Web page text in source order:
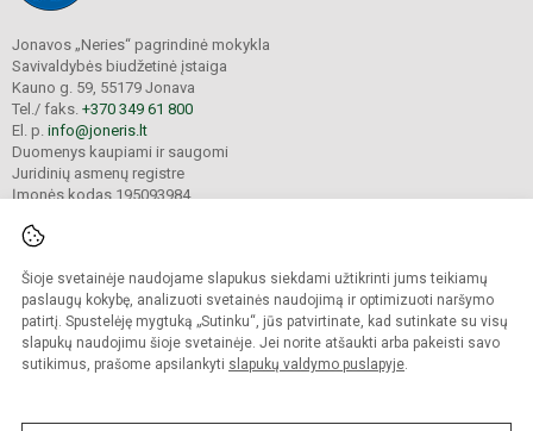
Šioje svetainėje naudojame slapukus siekdami užtikrinti jums teikiamų
paslaugų kokybę, analizuoti svetainės naudojimą ir optimizuoti naršymo
patirtį. Spustelėję mygtuką „Sutinku“, jūs patvirtinate, kad sutinkate su visų
slapukų naudojimu šioje svetainėje. Jei norite atšaukti arba pakeisti savo
sutikimus, prašome apsilankyti slapukų valdymo puslapyje.
Jonavos „Neries“ pagrindinė mokykla
Savivaldybės biudžetinė įstaiga
Kauno g. 59, 55179 Jonava
Tel./ faks. +370 349 61 800
El. p. info@joneris.lt
Duomenys kaupiami ir saugomi
Juridinių asmenų registre
Įmonės kodas 195093984
© 2024. Jonavos „Neries“ pagrindinė mokykla. Visos teisės saugomos.
Kopijuoti turinį be raštiško įstaigos administracijos sutikimo griežtai draudžiama.
Versija neįgaliesiems Slapukų valdymas
Sumanus būdas atnaujinti